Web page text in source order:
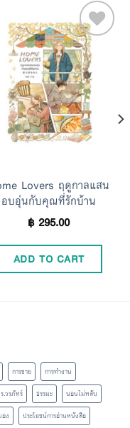
Add to
Wishlist
Lovers ฤดูกาลแสน
อบอุ่นกับคุณที่รักบ้าน
฿295.00
ADD TO CART
การขาย
การทำงาน
.วรภัทร์ ธรรมะ
นอนไม่หลับ
ง
ประโยชน์การอ่านหนังสือ